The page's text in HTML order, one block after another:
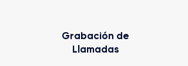
Grabación de
Llamadas